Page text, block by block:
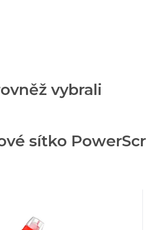
vybrali
sítko